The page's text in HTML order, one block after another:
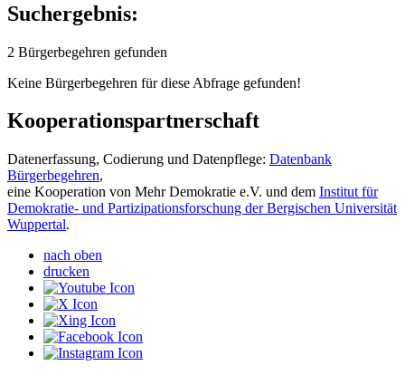
Suchergebnis:
2 Bürgerbegehren gefunden
Keine Bürgerbegehren für diese Abfrage gefunden!
Kooperationspartnerschaft
Datenerfassung, Codierung und Datenpflege: Datenbank
Bürgerbegehren,
eine Kooperation von Mehr Demokratie e.V. und dem Institut für
Demokratie- und Partizipationsforschung der Bergischen Universität
Wuppertal.
nach oben
drucken